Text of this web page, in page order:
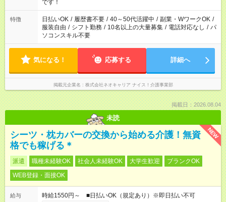
です！
特徴 日払いOK / 履歴書不要 / 40～50代活躍中 / 副業・WワークOK /
服装自由 / シフト勤務 / 10名以上の大量募集 / 電話対応なし / パ
ソコンスキル不要
気になる！ 応募する 詳細へ
掲載元企業名 株式会社ネオキャリア ナイス！介護事業部
掲載日：2026.08.04
未読
NEW
シーツ・枕カバーの交換から始める介護！無資
格でも稼げる＊
派遣 職種未経験OK 社会人未経験OK 大学生歓迎
ブランクOK
WEB登録・面接OK
給与
時給1550円～ ■日払いOK（規定あり）※即日払い不可